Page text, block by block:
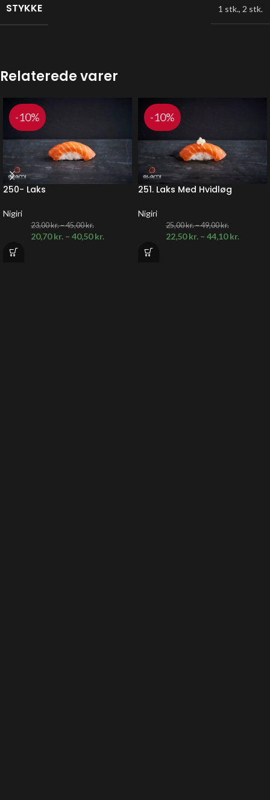
STYKKE 1 stk., 2 stk.
Relaterede varer
-10%
250- Laks
Nigiri
23,00kr.–45,00kr.
20,70kr. – 40,50kr.
-10%
251. Laks Med Hvidløg
Nigiri
25,00kr.–49,00kr.
22,50kr. – 44,10kr.